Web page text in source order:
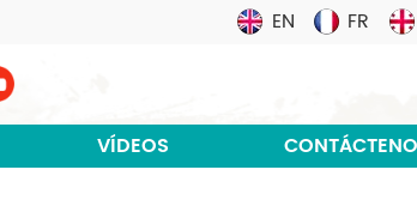
EN FR
VÍDEOS